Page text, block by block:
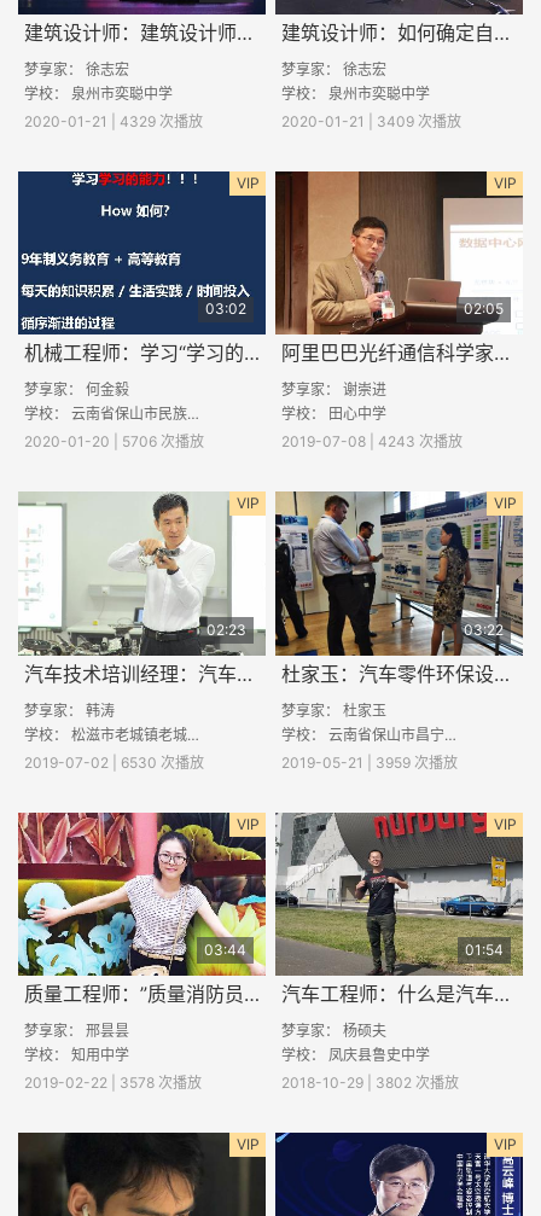
建筑设计师：建筑设计师的工作日常是什么样的？
梦享家： 徐志宏
学校： 泉州市奕聪中学
2020-01-21 | 4329 次播放
建筑设计师：如何确定自己的目标专业和职业？
梦享家： 徐志宏
学校： 泉州市奕聪中学
2020-01-21 | 3409 次播放
VIP
03:02
机械工程师：学习“学习的能力”
梦享家： 何金毅
学校： 云南省保山市民族中学
2020-01-20 | 5706 次播放
VIP
02:05
阿里巴巴光纤通信科学家——未来可以实现瞬间移动么
梦享家： 谢崇进
学校：
田心中学
2019-07-08 | 4243 次播放
VIP
02:23
汽车技术培训经理：汽车是怎么设计出来的
梦享家： 韩涛
学校： 松滋市老城镇老城初级中学
2019-07-02 | 6530 次播放
VIP
03:22
杜家玉：汽车零件环保设计的要点
梦享家： 杜家玉
学校： 云南省保山市昌宁县一中
2019-05-21 | 3959 次播放
VIP
03:44
质量工程师：”质量消防员“是如何工作的
梦享家： 邢昙昙
学校： 知用中学
2019-02-22 | 3578 次播放
VIP
01:54
汽车工程师：什么是汽车工程师？
梦享家： 杨硕夫
学校： 凤庆县鲁史中学
2018-10-29 | 3802 次播放
VIP VIP